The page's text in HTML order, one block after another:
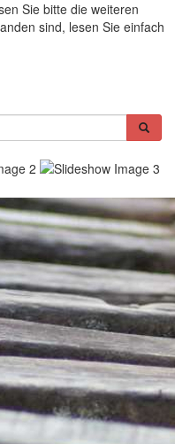
Sie bitte die weiteren
sind, lesen Sie einfach